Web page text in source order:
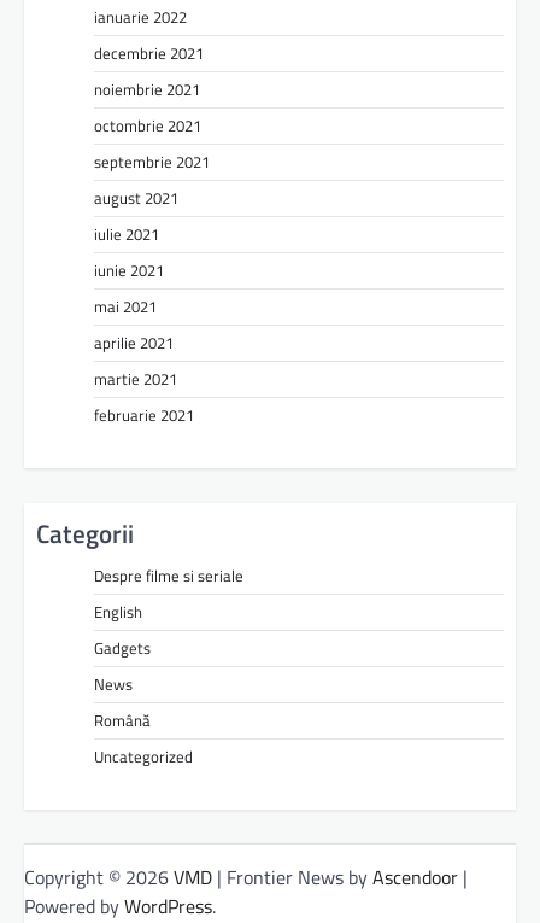
ianuarie 2022
decembrie 2021
noiembrie 2021
octombrie 2021
septembrie 2021
august 2021
iulie 2021
iunie 2021
mai 2021
aprilie 2021
martie 2021
februarie 2021
Categorii
Despre filme si seriale
English
Gadgets
News
Română
Uncategorized
Copyright © 2026VMD | Frontier News byAscendoor |
Powered byWordPress.